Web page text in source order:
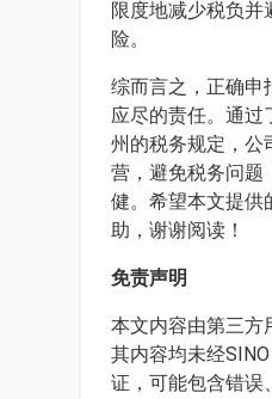
限度地减少税负并
险。
综而言之，正确申
应尽的责任。通过
州的税务规定，公
营，避免税务问题
健。希望本文提供
助，谢谢阅读！
免责声明
本文内容由第三方
其内容均未经
证，可能包含错误